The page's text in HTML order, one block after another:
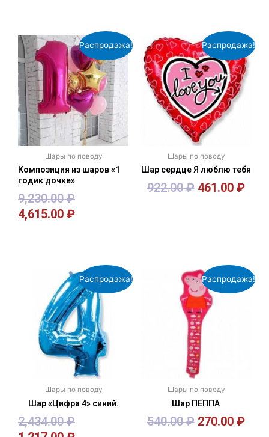
Распродажа!
Шары по поводу
Композиция из шаров «1
годик дочке»
9,230.00₽
4,615.00 ₽
Распродажа!
Шары по поводу
Шар сердце Я люблю тебя
922.00₽ 461.00 ₽
Распродажа!
Шары по поводу
Шар «Цифра 4» синий.
2,434.00₽
Распродажа!
Шары по поводу
Шар ПЕППА
540.00₽ 270.00 ₽